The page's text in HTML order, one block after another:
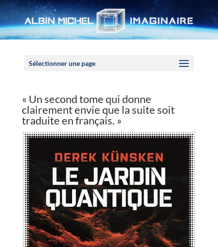
Sélectionner une page
« Un second tome qui donne
clairement envie que la suite soit
traduite en français. »
Panneau de gestion des cookies